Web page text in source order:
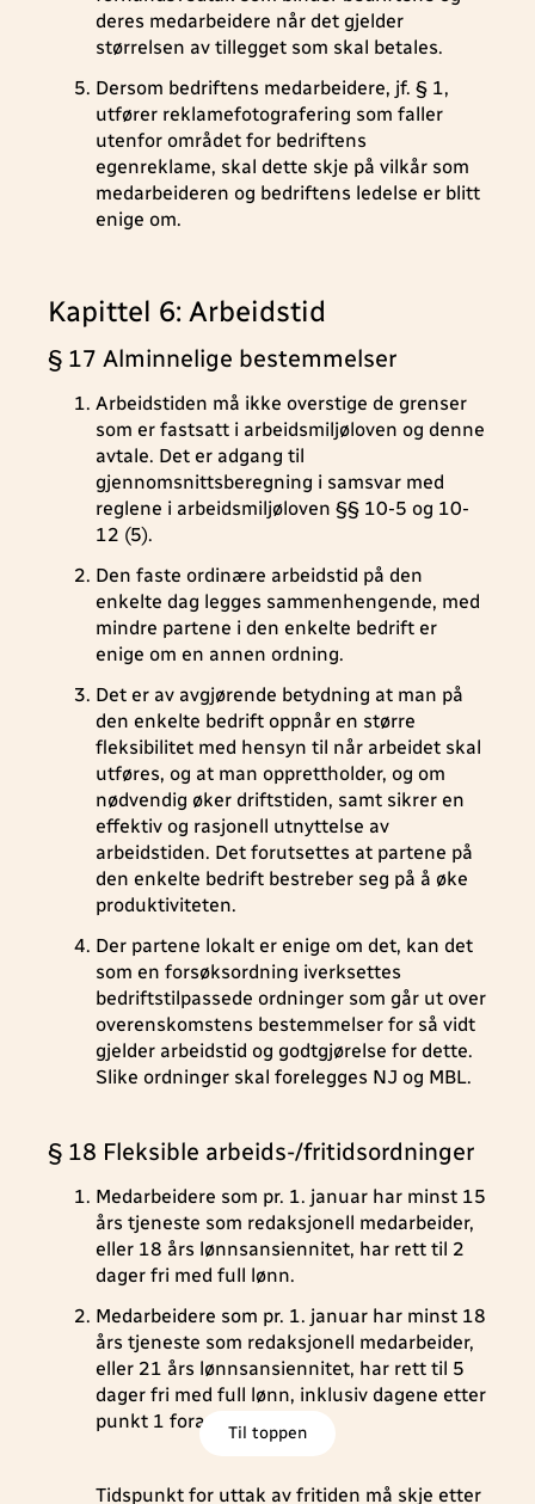
deres medarbeidere når det gjelder
størrelsen av tillegget som skal betales.
Dersom bedriftens medarbeidere, jf. § 1,
utfører reklamefotografering som faller
utenfor området for bedriftens
egenreklame, skal dette skje på vilkår som
medarbeideren og bedriftens ledelse er blitt
enige om.
Kapittel 6: Arbeidstid
§ 17 Alminnelige bestemmelser
Arbeidstiden må ikke overstige de grenser
som er fastsatt i arbeidsmiljøloven og denne
avtale. Det er adgang til
gjennomsnittsberegning i samsvar med
reglene i arbeidsmiljøloven §§ 10-5 og 10-
12 (5).
Den faste ordinære arbeidstid på den
enkelte dag legges sammenhengende, med
mindre partene i den enkelte bedrift er
enige om en annen ordning.
Det er av avgjørende betydning at man på
den enkelte bedrift oppnår en større
fleksibilitet med hensyn til når arbeidet skal
utføres, og at man opprettholder, og om
nødvendig øker driftstiden, samt sikrer en
effektiv og rasjonell utnyttelse av
arbeidstiden. Det forutsettes at partene på
den enkelte bedrift bestreber seg på å øke
produktiviteten.
Der partene lokalt er enige om det, kan det
som en forsøksordning iverksettes
bedriftstilpassede ordninger som går ut over
overenskomstens bestemmelser for så vidt
gjelder arbeidstid og godtgjørelse for dette.
Slike ordninger skal forelegges NJ og MBL.
§ 18 Fleksible arbeids-/fritidsordninger
Medarbeidere som pr. 1. januar har minst 15
års tjeneste som redaksjonell medarbeider,
eller 18 års lønnsansiennitet, har rett til 2
dager fri med full lønn.
Medarbeidere som pr. 1. januar har minst 18
års tjeneste som redaksjonell medarbeider,
eller 21 års lønnsansiennitet, har rett til 5
dager fri med full lønn, inklusiv dagene etter
punkt 1 foran.
Tidspunkt for uttak av fritiden må skje etter
Til toppen